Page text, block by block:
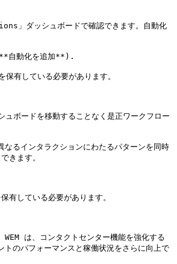
」ダッシュボードで確認できます。自動化
**自動化を追加**).
有している必要があります。
ボードを移動することなく是正ワークフロー
るインタラクションにわたるパターンを同時
きます。
している必要があります。
は、コンタクトセンター機能を強化する
のパフォーマンスと稼働状況をさらに向上で